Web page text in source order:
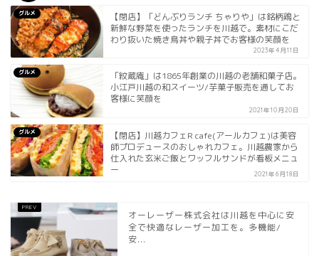
グルメ
【閉店】「どんぶりランチ ちゃりや」は銘柄鶏と
新鮮な野菜を使ったランチを川越で。素材にこだ
わり抜いた焼き鳥丼や親子丼でお客様の笑顔を
2023年4月11日
グルメ
「紋蔵庵」は1865年創業の川越の老舗和菓子店。
小江戸川越の和スイーツ/芋菓子販売を通してお
客様に笑顔を
2021年10月20日
グルメ
【閉店】川越カフェR cafe(アールカフェ)は美容
師プロデュースのおしゃれカフェ。川越農家から
仕入れた玄米ご飯とワッフルサンドが看板メニュ
ー
2021年6月18日
オーレーザー株式会社は川越を中心に安
全で快適なレーザー加工を。多機能/
安...